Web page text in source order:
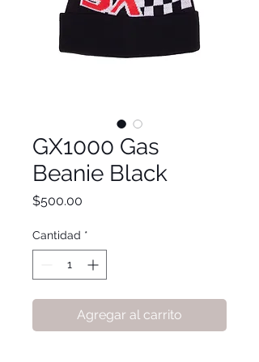
GX1000 Gas
Beanie Black
$500.00
Cantidad *
Agregar al carrito